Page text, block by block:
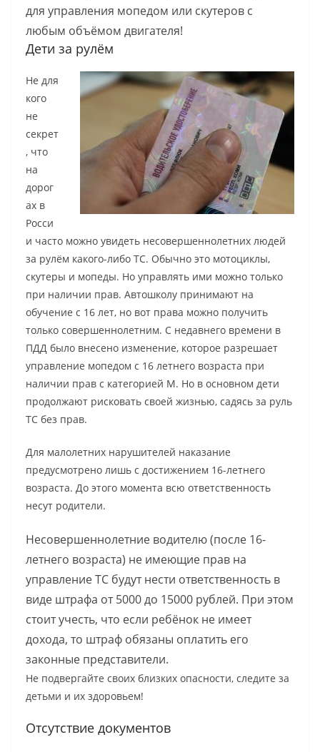
для управления мопедом или скутеров с
любым объёмом двигателя!
Дети за рулём
Не для
кого
не
секрет
, что
на
дорог
ах в
Росси
и часто можно увидеть несовершеннолетних людей
за рулём какого-либо ТС. Обычно это мотоциклы,
скутеры и мопеды. Но управлять ими можно только
при наличии прав. Автошколу принимают на
обучение с 16 лет, но вот права можно получить
только совершеннолетним. С недавнего времени в
ПДД было внесено изменение, которое разрешает
управление мопедом с 16 летнего возраста при
наличии прав с категорией М. Но в основном дети
продолжают рисковать своей жизнью, садясь за руль
ТС без прав.
Для малолетних нарушителей наказание
предусмотрено лишь с достижением 16-летнего
возраста. До этого момента всю ответственность
несут родители.
Несовершеннолетние водителю (после 16-
летнего возраста) не имеющие прав на
управление ТС будут нести ответственность в
виде штрафа от 5000 до 15000 рублей. При этом
стоит учесть, что если ребёнок не имеет
дохода, то штраф обязаны оплатить его
законные представители.
Не подвергайте своих близких опасности, следите за
детьми и их здоровьем!
Отсутствие документов